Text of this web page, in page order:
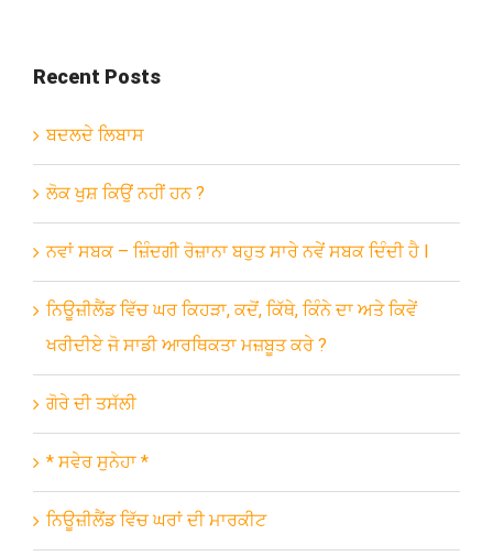
Recent Posts
ਬਦਲਦੇ ਲਿਬਾਸ
ਲੋਕ ਖੁਸ਼ ਕਿਉਂ ਨਹੀਂ ਹਨ ?
ਨਵਾਂ ਸਬਕ – ਜ਼ਿੰਦਗੀ ਰੋਜ਼ਾਨਾ ਬਹੁਤ ਸਾਰੇ ਨਵੇਂ ਸਬਕ ਦਿੰਦੀ ਹੈ l
ਨਿਊਜ਼ੀਲੈਂਡ ਵਿੱਚ ਘਰ ਕਿਹੜਾ, ਕਦੋਂ, ਕਿੱਥੇ, ਕਿੰਨੇ ਦਾ ਅਤੇ ਕਿਵੇਂ
ਖਰੀਦੀਏ ਜੋ ਸਾਡੀ ਆਰਥਿਕਤਾ ਮਜ਼ਬੂਤ ਕਰੇ ?
ਗੋਰੇ ਦੀ ਤਸੱਲੀ
* ਸਵੇਰ ਸੁਨੇਹਾ *
ਨਿਊਜ਼ੀਲੈਂਡ ਵਿੱਚ ਘਰਾਂ ਦੀ ਮਾਰਕੀਟ